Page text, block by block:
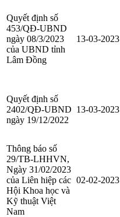
Quyết định số
453/QĐ-UBND
ngày 08/3/2023
của UBND tỉnh
Lâm Đồng
13-03-2023
Quyết định số
2402/QĐ-UBND
ngày 19/12/2022
13-03-2023
Thông báo số
29/TB-LHHVN,
Ngày 31/02/2023
của Liên hiệp các
Hội Khoa học và
Kỹ thuật Việt
Nam
02-02-2023